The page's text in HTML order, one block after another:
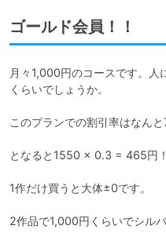
ゴールド会員！！
月々1,000円のコースです。人
くらいでしょうか。
このプランでの割引率はなんと
となると1550 × 0.3 = 465円！
1作だけ買うと大体±0です。
2作品で1,000円くらいでシル